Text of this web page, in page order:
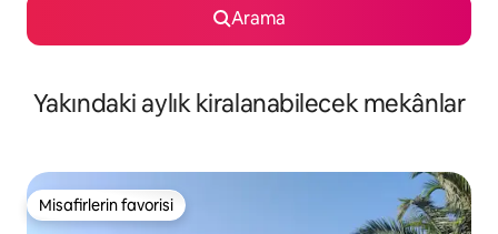
Arama
Yakındaki aylık kiralanabilecek mekânlar
Misafirlerin favorisi
Misafirlerin favorisi